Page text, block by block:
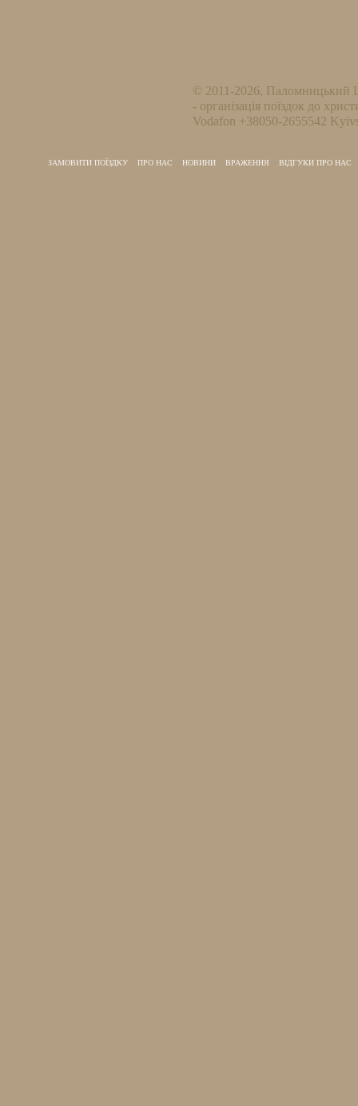
© 2011-2026, Паломницький
- організація поїздок до
Vodafon +38050-2655542
ЗАМОВИТИ ПОЇЗДКУ ПРО НАС НОВИНИ ВРАЖЕННЯ ВІДГУКИ ПРО НАС